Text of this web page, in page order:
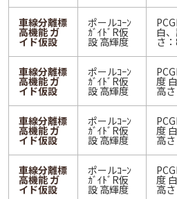
車線分離標
高機能 ガ
イド仮設
ポールｺｰﾝ
ｶﾞｲﾄﾞR仮
設 高輝度
白
さ
車線分離標
高機能 ガ
イド仮設
ポールｺｰﾝ
ｶﾞｲﾄﾞR仮
設 高輝度
度
高
車線分離標
高機能 ガ
イド仮設
ポールｺｰﾝ
ｶﾞｲﾄﾞR仮
設 高輝度
度
高
車線分離標
高機能 ガ
イド仮設
ポールｺｰﾝ
ｶﾞｲﾄﾞR仮
設 高輝度
度
高